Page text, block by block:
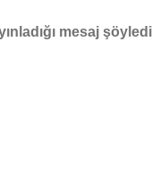
mesaj